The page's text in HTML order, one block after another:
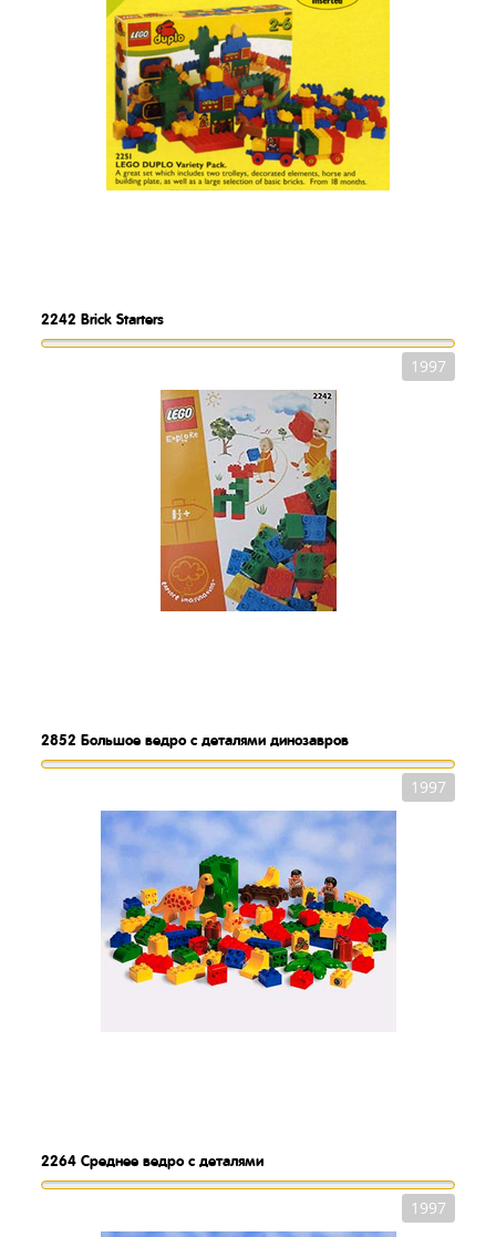
2242 Brick Starters
1997
2852 Большое ведро с деталями динозавров
1997
2264 Среднее ведро с деталями
1997